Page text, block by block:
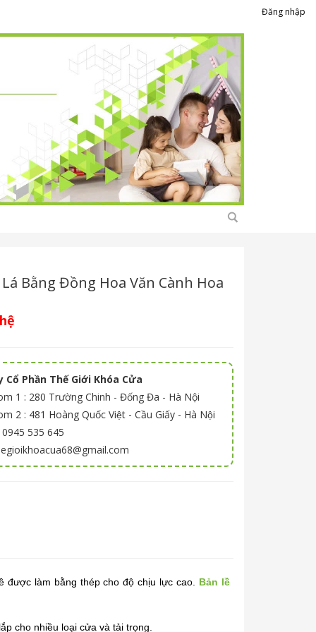
Đăng nhập
Bằng Đồng Hoa Văn Cành Hoa
Cổ Phần Thế Giới Khóa Cửa
1 : 280 Trường Chinh - Đống Đa - Hà Nội
2 : 481 Hoàng Quốc Việt - Cầu Giấy - Hà Nội
535 645
làm bằng thép cho độ chịu lực cao. Bản lề
cho nhiều loại cửa và tải trọng.